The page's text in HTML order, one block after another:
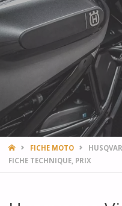
HOMEFICHE MOTO
FICHE TECHNIQUE, PRIX